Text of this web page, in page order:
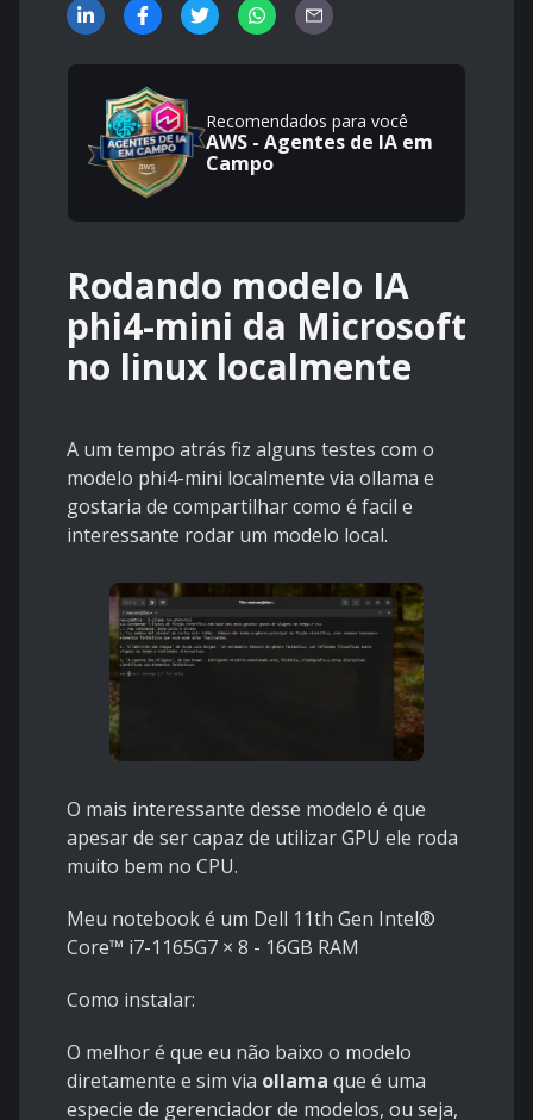
Recomendados para você
AWS - Agentes de IA em
Campo
Rodando modelo IA
phi4-mini da Microsoft
no linux localmente
A um tempo atrás fiz alguns testes com o
modelo phi4-mini localmente via ollama e
gostaria de compartilhar como é facil e
interessante rodar um modelo local.
O mais interessante desse modelo é que
apesar de ser capaz de utilizar GPU ele roda
muito bem no CPU.
Meu notebook é um Dell 11th Gen Intel®
Core™ i7-1165G7 × 8 - 16GB RAM
Como instalar:
O melhor é que eu não baixo o modelo
diretamente e sim via ollama que é uma
especie de gerenciador de modelos, ou seja,